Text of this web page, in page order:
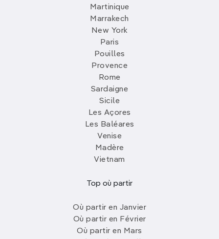
Martinique
Marrakech
New York
Paris
Pouilles
Provence
Rome
Sardaigne
Sicile
Les Açores
Les Baléares
Venise
Madère
Vietnam
Top où partir
Où partir en Janvier
Où partir en Février
Où partir en Mars